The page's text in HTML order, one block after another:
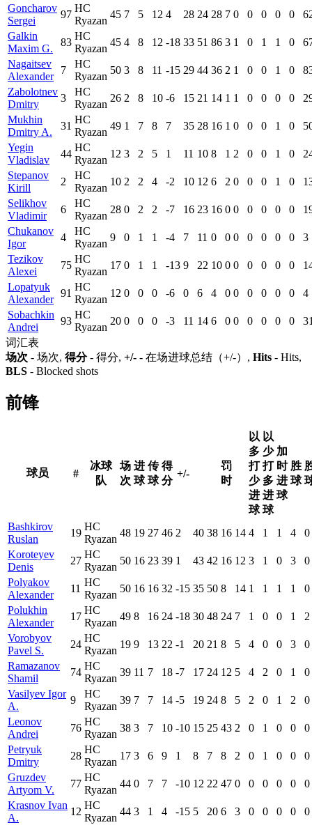
Goncharov
Sergei
97
HC
Ryazan
45 7 5 12 4 28 24 28 7 0 0 0 0 0
Galkin
Maxim G.
83
HC
Ryazan
45 4 8 12 -18 33 51 86 3 1 0 1 1 0
Nagaitsev
Alexander
7
HC
Ryazan
50 3 8 11 -15 29 44 36 2 1 0 0 1 0
Zabolotnev
Dmitry
3
HC
Ryazan
26 2 8 10 -6 15 21 14 1 1 0 0 0 0
Mukhin
Dmitry A.
31
HC
Ryazan
49 1 7 8 7 35 28 16 1 0 0 0 1 0
Yegin
Vladislav
44
HC
Ryazan
12 3 2 5 1 11 10 8 1 2 0 0 1 0
Stepanov
Kirill
2
HC
Ryazan
10 2 2 4 -2 10 12 6 2 0 0 0 1 0
Selikhov
Vladimir
6
HC
Ryazan
28 0 2 2 -7 16 23 16 0 0 0 0 0 0
Chukanov
Igor
4
HC
Ryazan
9 0 1 1 -4 7 11 0 0 0 0 0 0 0
3
Tezikov
Alexei
75
HC
Ryazan
17 0 1 1 -13 9 22 10 0 0 0 0 0 0
Lopatyuk
Alexander
91
HC
Ryazan
12 0 0 0 -6 0 6 4 0 0 0 0 0 0
4
Sobachkin
Andrei
93
HC
Ryazan
20 0 0 0 -3 11 14 6 0 0 0 0 0 0
词汇表
场次 - 场次, 得分- 得分, +/- - 在场进球总结（+/-）, Hits - Hits,
BLS - Blocked shots
前锋
球员 #
冰球
队
场
次
进
球
传
球
得
分
+/-
罚
时
以
多
打
少
进
球
以
少
打
多
进
球
加
时
进
球
胜
球
Bashkirov
Ruslan
19
HC
Ryazan
48 19 27 46 2 40 38 16 14 4 1 1 4
0
Koroteyev
Denis
27
HC
Ryazan
50 16 23 39 1 43 42 16 12 3 1 0 3
0
Polyakov
Alexander
11
HC
Ryazan
50 16 16 32 -15 35 50 8 14 1 1 1 1
0
Polukhin
Alexander
17
HC
Ryazan
49 8 16 24 -18 30 48 24 7 1 0 0 1
2
Vorobyov
Pavel S.
24
HC
Ryazan
19 9 13 22 -1 20 21 8 5 4 0 0 3
0
Ramazanov
Shamil
74
HC
Ryazan
39 11 7 18 -7 17 24 12 5 4 2 0 1
0
Vasilyev Igor
A.
9
HC
Ryazan
39 7 7 14 -5 19 24 8 5 2 0 1 2
0
Leonov
Andrei
76
HC
Ryazan
38 3 7 10 -10 15 25 43 2 0 1 0 0
0
Petryuk
Dmitry
28
HC
Ryazan
17 3 6 9 1 8 7 8 2 0 1 0 0
0
Gruzdev
Artyom V.
77
HC
Ryazan
44 0 7 7 -10 12 22 47 0 0 0 0 0
0
Krasnov Ivan
A.
12
HC
Ryazan
44 3 1 4 -15 5 20 6 3 0 0 0 0
0